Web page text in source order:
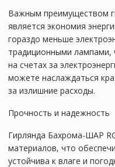
Важным преимуществом
является экономия
гораздо меньше
традиционными лампами,
на счетах за
можете наслаждаться
за излишние расходы.
Прочность и надежность
Гирлянда Бахрома-ШАР
материалов, что
устойчива к влаге и